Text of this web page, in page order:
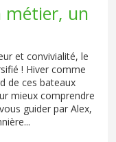
métier, un
et convivialité, le
! Hiver comme
de ces bateaux
mieux comprendre
guider par Alex,